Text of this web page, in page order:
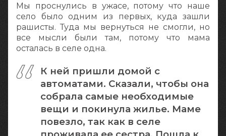
Мы проснулись в ужасе, потому что наше
село было одним из первых, куда зашли
рашисты. Туда мы вернуться не смогли, но
все мысли были там, потому что мама
осталась в селе одна.
К ней пришли домой с
автоматами. Сказали, чтобы она
собрала самые необходимые
вещи и покинула жилье. Маме
повезло, так как в селе